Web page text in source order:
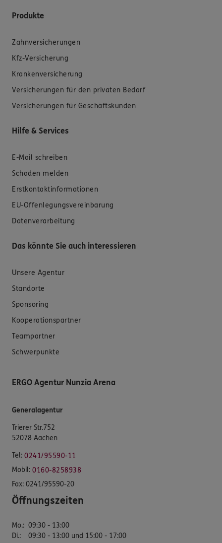
Produkte
Zahnversicherungen
Kfz-Versicherung
Krankenversicherung
Versicherungen für den privaten Bedarf
Versicherungen für Geschäftskunden
Hilfe & Services
E-Mail schreiben
Schaden melden
Erstkontaktinformationen
EU-Offenlegungsvereinbarung
Datenverarbeitung
Das könnte Sie auch interessieren
Unsere Agentur
Standorte
Sponsoring
Kooperationspartner
Teampartner
Schwerpunkte
ERGO Agentur Nunzia Arena
Generalagentur
Trierer Str.752
52078 Aachen
Tel: 0241/95590-11
Mobil: 0160-8258938
Fax: 0241/95590-20
Öffnungszeiten
Mo.: 09:30 - 13:00
Di.:
09:30 - 13:00 und 15:00 - 17:00